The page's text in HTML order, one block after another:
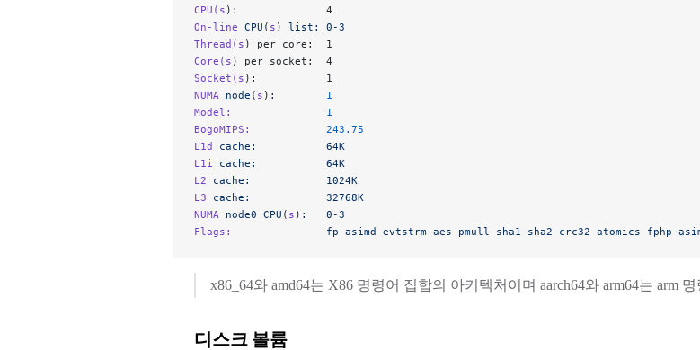
CPU(s ):              4
On-line CPU ( s ) list:
0-3
Thread(s ) per core:  1
Core(s ) per socket:  4
Socket(s ):           1
NUMA node ( s ) :
        1
Model:
               1
BogoMIPS:
            243.75
L1d cache:
           64K
L1i
cache:
           64K
L2 cache:
            1024K
L3 cache:
            32768K
NUMA node0 CPU ( s ) :
   0-3
Flags:
               fp
asimd evtstrm aes pmull sha1 sha2 crc32 atomics fphp
x86_64와 amd64는 X86 명령어 집합의 아키텍처이며 aarch64와 arm64는 arm
디스크 볼륨